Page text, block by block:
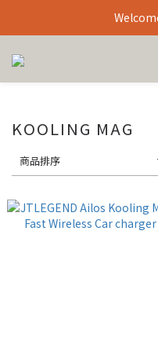
KOOLING MAG
商品排序